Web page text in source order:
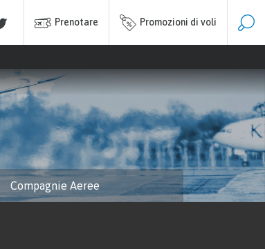
Prenotare Promozioni di voli
Compagnie Aeree